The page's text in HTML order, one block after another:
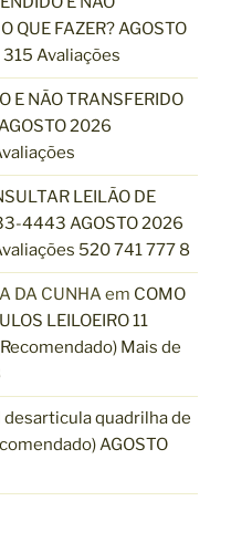
QUE FAZER? AGOSTO
Avaliações
E NÃO TRANSFERIDO
2026
LEILÃO DE
4443 AGOSTO 2026
520 741 777 8
DA CUNHAem COMO
LEILOEIRO 11
Mais de
desarticula quadrilha de
AGOSTO